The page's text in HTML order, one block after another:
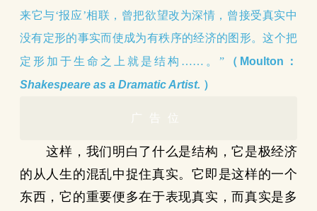
来它与‘报应’相联，曾把欲望改为深情，曾接受真实中
没有定形的事实而使成为有秩序的经济的图形。这个把
定形加于生命之上就是结构……。” （Moulton：
Shakespeare as a Dramatic Artist. ）
广告位
这样，我们明白了什么是结构，它是极经济
的从人生的混乱中捉住真实。它即是这样的一个
东西，它的重要便多在于表现真实，而真实是多